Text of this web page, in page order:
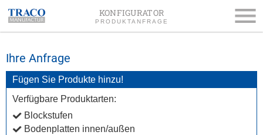
KONFIGURATOR
PRODUKTANFRAGE
Datenschutz
Ihre Anfrage
Fügen Sie Produkte hinzu!
Verfügbare Produktarten:
Blockstufen
Bodenplatten innen/außen